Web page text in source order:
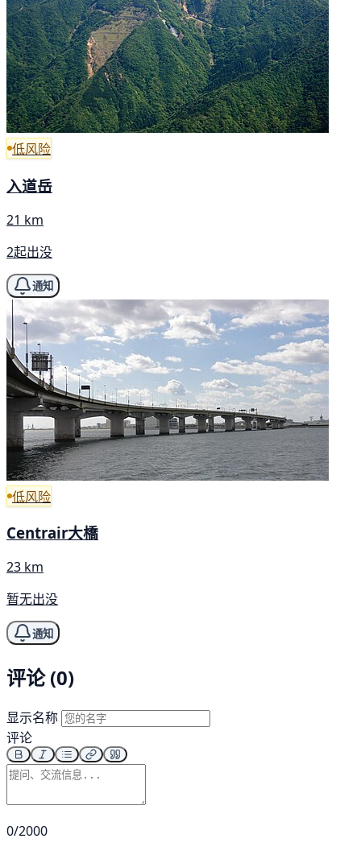
低风险
入道岳
21 km
2起出没
通知
低风险
Centrair大橋
23 km
暂无出没
通知
评论 (0)
显示名称
评论
0/2000